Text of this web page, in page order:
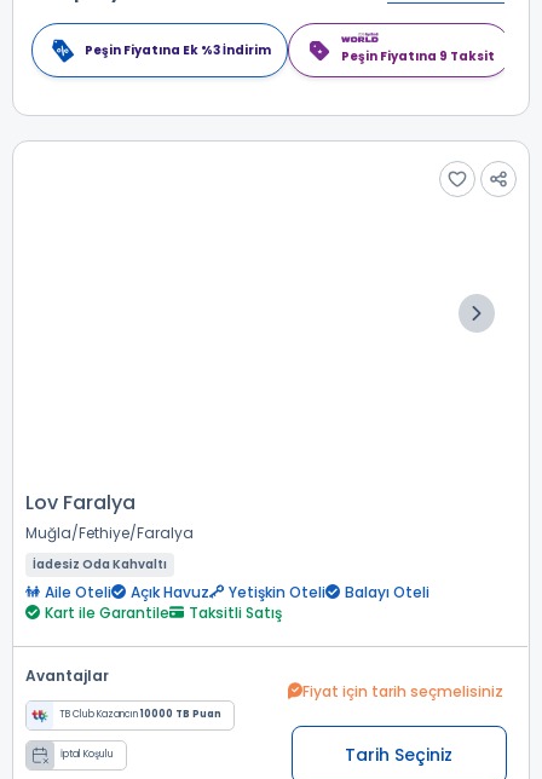
Peşin Fiyatına Ek %3 İndirim Peşin Fiyatına 9 Taksit
Lov Faralya
Muğla Fethiye Faralya
İadesiz Oda Kahvaltı
Aile Oteli Açık Havuz Yetişkin Oteli
Balayı Oteli
Kart ile Garantile
Taksitli Satış
Avantajlar
TB Club Kazancın10000 TB Puan
İptal Koşulu
Fiyat için tarih seçmelisiniz
Tarih Seçiniz